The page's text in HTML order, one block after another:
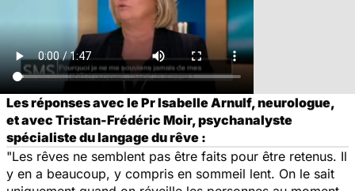
Les réponses avec le Pr Isabelle Arnulf, neurologue,
et avec Tristan-Frédéric Moir, psychanalyste
spécialiste du langage du rêve :
"Les rêves ne semblent pas être faits pour être retenus. Il
y en a beaucoup, y compris en sommeil lent. On le sait